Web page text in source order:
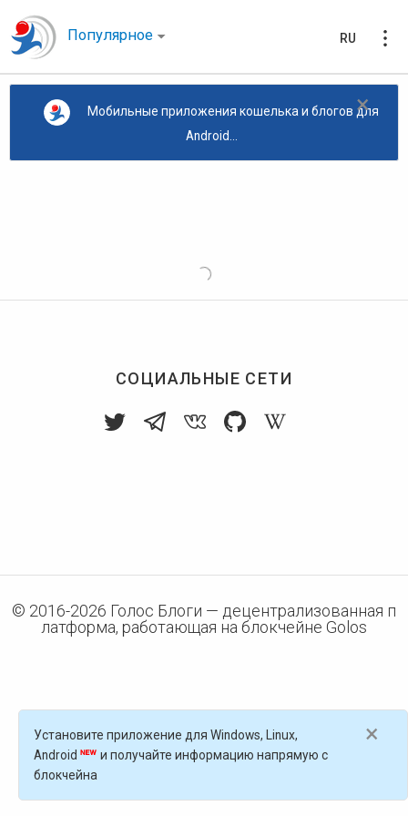
Популярное RU
×
Мобильные приложения кошелька и блогов для
Android...
СОЦИАЛЬНЫЕ СЕТИ
© 2016-2026 Голос Блоги — децентрализованная п
латформа, работающая на блокчейне Golos
×
Установите приложение для Windows, Linux,
Android
и получайте информацию напрямую с
блокчейна